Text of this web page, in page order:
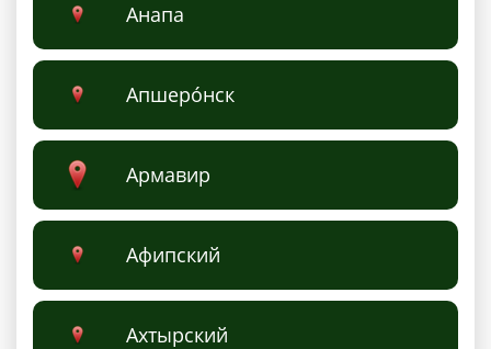
Анапа
Апшеро́нск
Армавир
Афипский
Ахтырский